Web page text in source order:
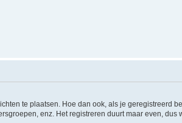
te plaatsen. Hoe dan ook, als je geregistreerd
enz. Het registreren duurt maar even, dus